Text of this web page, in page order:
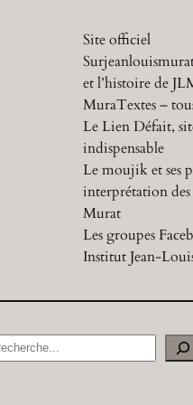
Site officiel
et l’histoire de
MuraTextes –
Le Lien Défait,
indispensable
Le moujik et ses
interprétation des
Murat
Les groupes
Institut Jean-